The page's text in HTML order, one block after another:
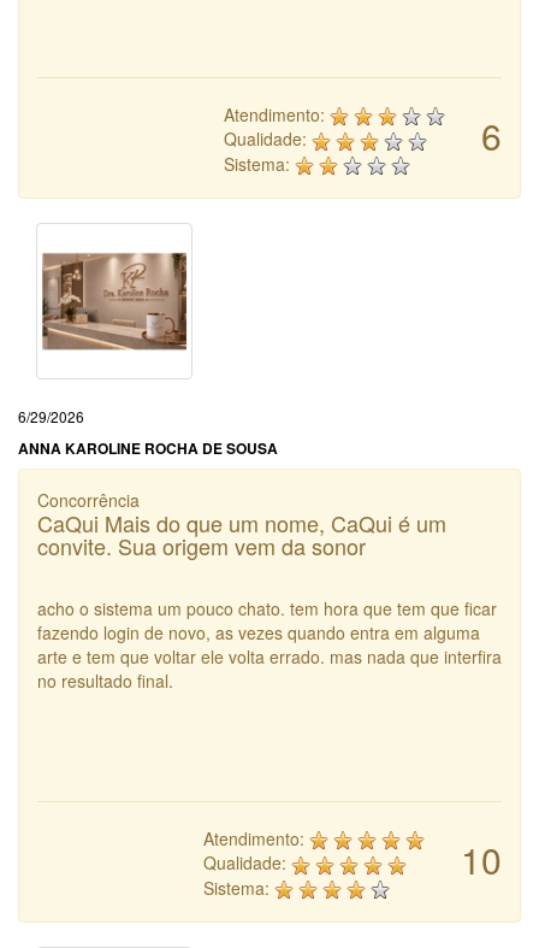
6
Atendimento:
Qualidade:
Sistema:
6/29/2026
ANNA KAROLINE ROCHA DE SOUSA
Concorrência
CaQui Mais do que um nome, CaQui é um
convite. Sua origem vem da sonor
acho o sistema um pouco chato. tem hora que tem que ficar
fazendo login de novo, as vezes quando entra em alguma
arte e tem que voltar ele volta errado. mas nada que interfira
no resultado final.
10
Atendimento:
Qualidade:
Sistema: